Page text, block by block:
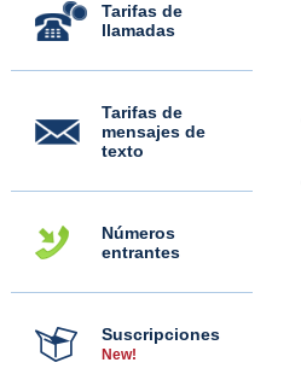
Tarifas de
llamadas
Tarifas de
mensajes de
texto
Números
entrantes
Suscripciones
New!